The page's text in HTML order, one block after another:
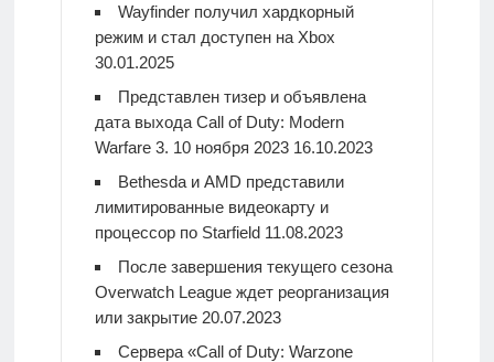
Wayfinder получил хардкорный
режим и стал доступен на Xbox
30.01.2025
Представлен тизер и объявлена
дата выхода Call of Duty: Modern
Warfare 3. 10 ноября 2023 16.10.2023
Bethesda и AMD представили
лимитированные видеокарту и
процессор по Starfield 11.08.2023
После завершения текущего сезона
Overwatch League ждет реорганизация
или закрытие 20.07.2023
Сервера «Call of Duty: Warzone